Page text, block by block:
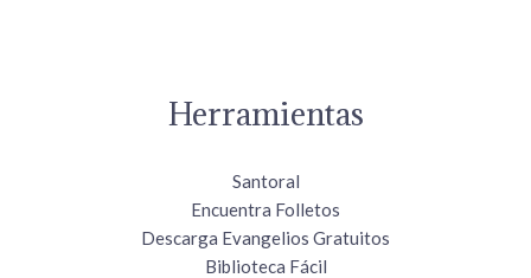
Herramientas
Santoral
Encuentra Folletos
Descarga Evangelios Gratuitos
Biblioteca Fácil